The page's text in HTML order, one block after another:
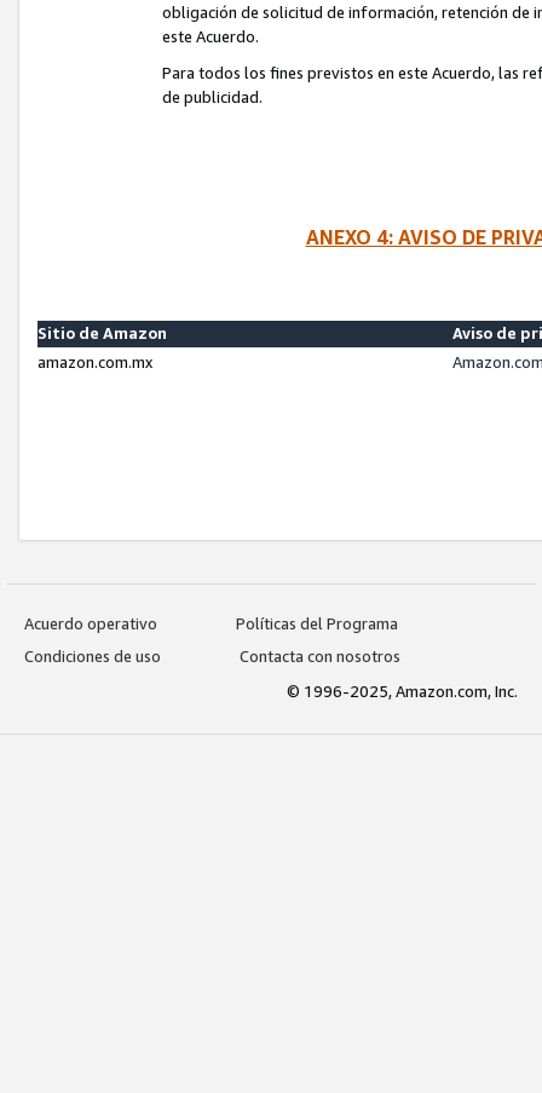
obligación de solicitud de información, retención de
este Acuerdo.
Para todos los fines previstos en este Acuerdo, las
de publicidad.
ANEXO 4: AVISO DE
Sitio de Amazon
Aviso de
amazon.com.mx
Acuerdo operativo
Políticas del Programa
Condiciones de uso
Contacta con nosotros
© 1996-2025, Amazon.com, Inc.